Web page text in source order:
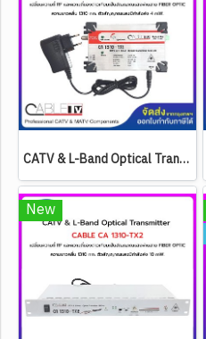
CATV & L-Band Optical Transmitter CABLE รุ่น CA 1310-TX1 (ส่งสัญญาณได้ทั้ง RF และ L-Band ความยาวคลื่น 1310 nm. / 4 mW.)
New